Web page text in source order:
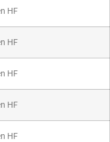
HF
HF
HF
HF
HF